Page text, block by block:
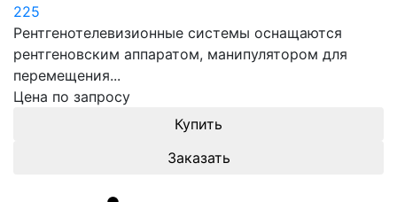
225
Рентгенотелевизионные системы оснащаются
рентгеновским аппаратом, манипулятором для
перемещения...
Цена по запросу
Заказать